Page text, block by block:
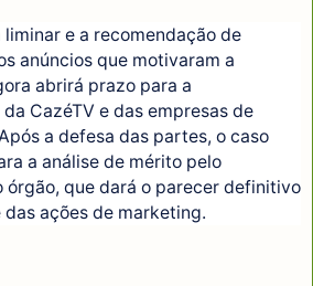
liminar e a recomendação de
anúncios que motivaram a
abrirá prazo para a
CazéTV e das empresas de
a defesa das partes, o caso
a análise de mérito pelo
órgão, que dará o parecer definitivo
ações de marketing.